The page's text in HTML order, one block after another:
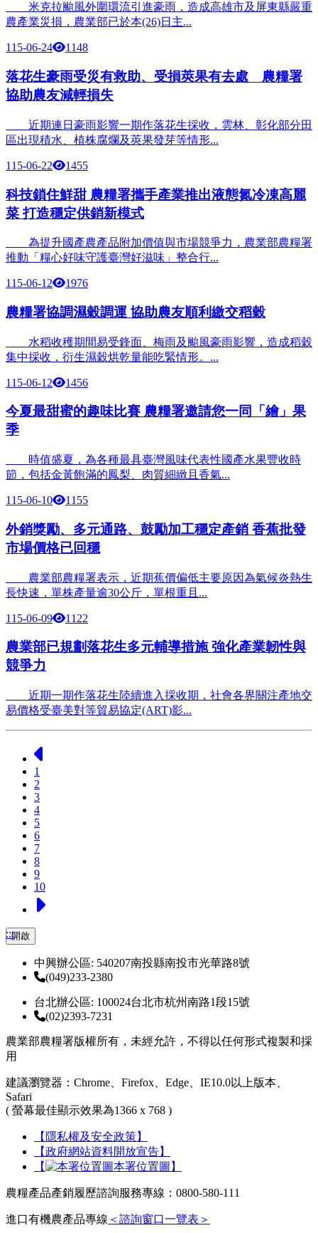
米克拉颱風外圍環流引進豪雨，造成高雄市及屏東縣嚴重
農產業災損，農業部已於本(26)日主...
115-06-24 1148
落花生豪雨受災有救助、受損莢果有去處 農糧署
協助農友減輕損失
近期連日豪雨影響一期作落花生採收，雲林、彰化部分田
區出現積水、植株腐爛及莢果發芽等情形...
115-06-22 1455
科技鎖住鮮甜 農糧署攜手產業推出液態氮冷凍高麗
菜 打造穩定供銷新模式
為提升國產農產品附加價值與市場競爭力，農業部農糧署
推動「糧心好味守護臺灣好滋味」整合行...
115-06-12 1976
農糧署協調濕穀調運 協助農友順利繳交稻穀
水稻收穫期間易受鋒面、梅雨及颱風豪雨影響，造成稻穀
集中採收，衍生濕穀烘乾量能吃緊情形。...
115-06-12 1456
今夏最甜蜜的趣味比賽 農糧署邀請您一同「繪」果
季
時值盛夏，為各種最具臺灣風味代表性國產水果豐收時
節，包括金黃飽滿的鳳梨、肉質細緻且香氣...
115-06-10 1155
外銷獎勵、多元通路、鼓勵加工穩定產銷 香蕉批發
市場價格已回穩
農業部農糧署表示，近期蕉價偏低主要原因為氣候炎熱生
長快速，單株產量逾30公斤，單根重且...
115-06-09 1122
農業部已規劃落花生多元輔導措施 強化產業韌性與
競爭力
近期一期作落花生陸續進入採收期，社會各界關注產地交
易價格受臺美對等貿易協定(ART)影...
1
2
3
4
5
6
7
8
9
10
:::開啟
中興辦公區: 540207南投縣南投市光華路8號
(049)233-2380
台北辦公區: 100024台北市杭州南路1段15號
(02)2393-7231
農業部農糧署版權所有，未經允許，不得以任何形式複製和採
用
建議瀏覽器：Chrome、Firefox、Edge、IE10.0以上版本、
Safari
( 螢幕最佳顯示效果為1366 x 768 )
【隱私權及安全政策】
【政府網站資料開放宣告】
【
本署位置圖】
農糧產品產銷履歷諮詢服務專線：0800-580-111
進口有機農產品專線 ＜諮詢窗口一覽表＞